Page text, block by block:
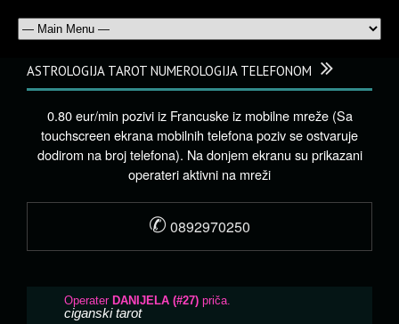
ASTROLOGIJA TAROT NUMEROLOGIJA TELEFONOM
0.80 eur/min pozivi iz Francuske iz mobilne mreže (Sa
touchscreen ekrana mobilnih telefona poziv se ostvaruje
dodirom na broj telefona). Na donjem ekranu su prikazani
operateri aktivni na mreži
✆ 0892970250